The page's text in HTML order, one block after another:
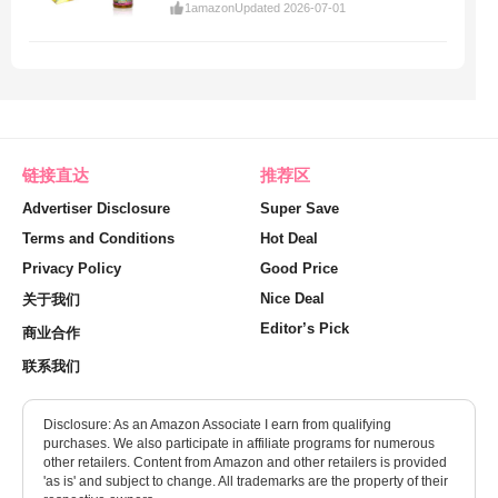
1amazonUpdated 2026-07-01
链接直达
Advertiser Disclosure
Terms and Conditions
Privacy Policy
关于我们
商业合作
联系我们
推荐区
Super Save
Hot Deal
Good Price
Nice Deal
Editor’s Pick
Disclosure: As an Amazon Associate I earn from qualifying
purchases. We also participate in affiliate programs for numerous
other retailers. Content from Amazon and other retailers is provided
'as is' and subject to change. All trademarks are the property of their